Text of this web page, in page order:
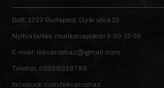
Bolt: 1222 Budapest, Gyár utca 15.
Nyitva tartás: munkanapokon 8:00-15:00
E-mail: lekvaroshaz@gmail.com
Telefon: 06209328789
facebook.com/lekvaroshaz